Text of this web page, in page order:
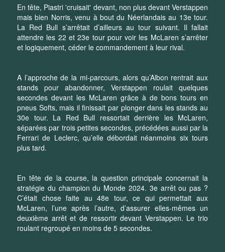
En tête, Piastri 'cruisait' devant, non plus devant Verstappen
mais bien Norris, venu à bout du Néerlandais au 13e tour.
La Red Bull s’arrêtait d’ailleurs au tour suivant. Il fallait
attendre les 22 et 23e tour pour voir les McLaren s’arrêter
et logiquement, céder le commandement à leur rival.
A l’approche de la mi-parcours, alors qu’Albon rentrait aux
stands pour abandonner, Verstappen roulait quelques
secondes devant les McLaren grâce à de bons tours en
pneus Softs, mais il finissait par plonger dans les stands au
30e tour. La Red Bull ressortait derrière les McLaren,
séparées par trois petites secondes, précédées aussi par la
Ferrari de Leclerc, qu’elle débordait néanmoins six tours
plus tard.
En tête de la course, la question principale concernait la
stratégie du champion du Monde 2024. 3e arrêt ou pas ?
C’était chose faite au 48e tour, ce qui permettait aux
McLaren, l’une après l’autre, d’assurer elles-mêmes un
deuxième arrêt et de ressortir devant Verstappen. Le trio
roulant regroupé en moins de 5 secondes.